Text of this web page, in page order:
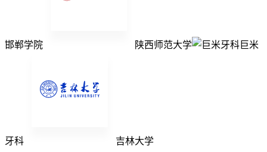
邯郸学院 陕西师范大学 巨米
牙科 吉林大学